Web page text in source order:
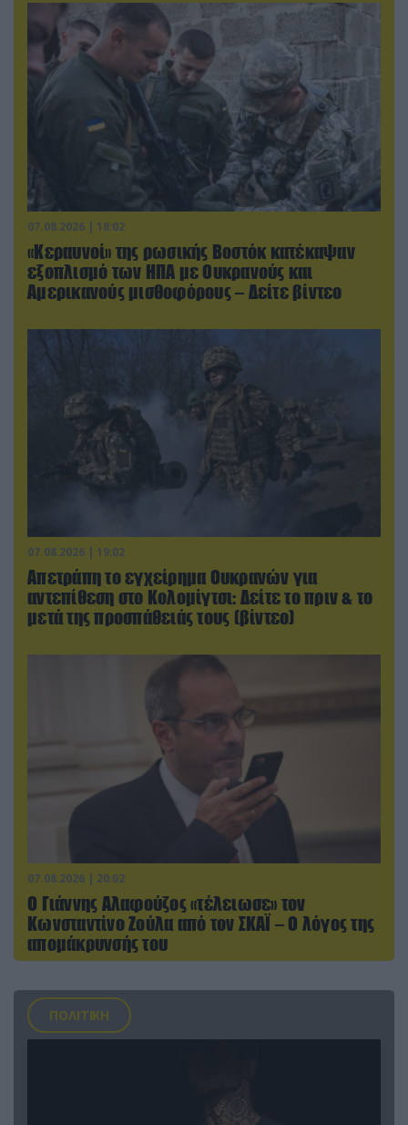
07.08.2026 | 18:02
«Κεραυνοί» της ρωσικής Βοστόκ κατέκαψαν
εξοπλισμό των ΗΠΑ με Ουκρανούς και
Αμερικανούς μισθοφόρους – Δείτε βίντεο
07.08.2026 | 19:02
Απετράπη το εγχείρημα Ουκρανών για
αντεπίθεση στο Κολομίγτσι: Δείτε το πριν & το
μετά της προσπάθειάς τους (βίντεο)
07.08.2026 | 20:02
Ο Γιάννης Αλαφούζος «τέλειωσε» τον
Κωνσταντίνο Ζούλα από τον ΣΚΑΪ – Ο λόγος της
απομάκρυνσής του
ΠΟΛΙΤΙΚΗ